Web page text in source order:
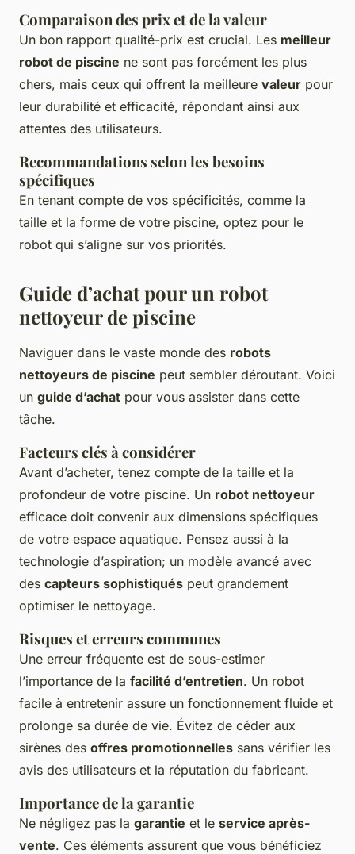
Comparaison des prix et de la valeur
Un bon rapport qualité-prix est crucial. Les meilleur
robot de piscine ne sont pas forcément les plus
chers, mais ceux qui offrent la meilleure valeur pour
leur durabilité et efficacité, répondant ainsi aux
attentes des utilisateurs.
Recommandations selon les besoins
spécifiques
En tenant compte de vos spécificités, comme la
taille et la forme de votre piscine, optez pour le
robot qui s’aligne sur vos priorités.
Guide d’achat pour un robot
nettoyeur de piscine
Naviguer dans le vaste monde des robots
nettoyeurs de piscine peut sembler déroutant. Voici
un guide d’achat pour vous assister dans cette
tâche.
Facteurs clés à considérer
Avant d’acheter, tenez compte de la taille et la
profondeur de votre piscine. Un robot nettoyeur
efficace doit convenir aux dimensions spécifiques
de votre espace aquatique. Pensez aussi à la
technologie d’aspiration; un modèle avancé avec
des capteurs sophistiqués peut grandement
optimiser le nettoyage.
Risques et erreurs communes
Une erreur fréquente est de sous-estimer
l’importance de la facilité d’entretien. Un robot
facile à entretenir assure un fonctionnement fluide et
prolonge sa durée de vie. Évitez de céder aux
sirènes des offres promotionnelles sans vérifier les
avis des utilisateurs et la réputation du fabricant.
Importance de la garantie
Ne négligez pas la garantie et le service après-
vente. Ces éléments assurent que vous bénéficiez